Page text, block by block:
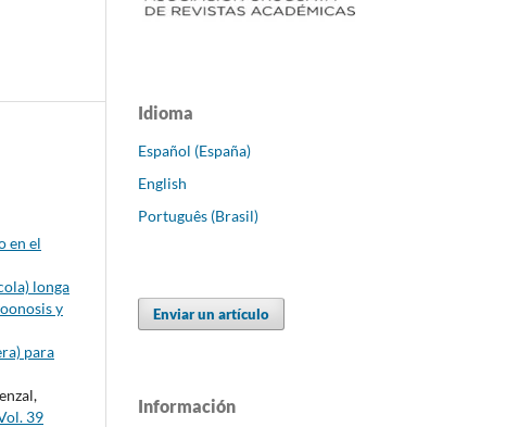
en el
longa
y
para
39
Idioma
Español (España)
English
Português (Brasil)
Enviar un artículo
Información